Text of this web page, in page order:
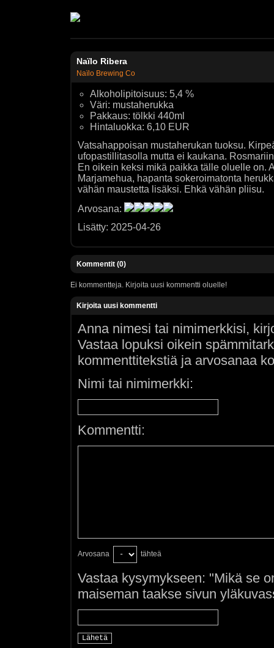
Naïlo Ribera
Naïlo Brewing Co
Alkoholipitoisuus: 5,4 %
Väri: mustaherukka
Pakkaus: tölkki 440ml
Hintaluokka: 6,10 EUR
Vatsahappoisan mustaherukan tuoksu.
ufopastillitasolla mutta ei kaukana.
En oikein keksi mikä paikka tälle oluelle on.
Marjamehua, hapanta sokeroimatonta
vähän maustetta lisäksi. Ehkä vähän pliisu.
Arvosana:
Lisätty: 2025-04-26
Kommentit (0)
Ei kommentteja. Kirjoita uusi kommentti oluelle!
Kirjoita uusi kommentti
Anna nimesi tai nimimerkkisi,
Vastaa lopuksi oikein
kommenttitekstiä ja arvosanaa
Nimi tai nimimerkki:
Kommentti:
Arvosana tähteä
Vastaa kysymykseen: "Mikä se
maiseman taakse sivun